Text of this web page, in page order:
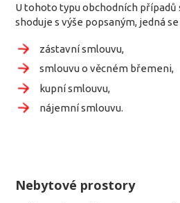
U tohoto typu obchodních případů
shoduje s výše popsaným, jedná
zástavní smlouvu,
smlouvu o věcném břemeni,
kupní smlouvu,
nájemní smlouvu.
Nebytové prostory